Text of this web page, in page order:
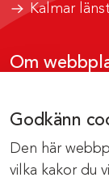
Godkänn
Den här
vilka kakor du
Kalmar
Om
Om cookies
Kontakta